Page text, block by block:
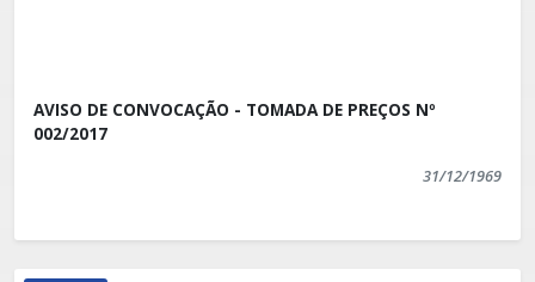
AVISO DE CONVOCAÇÃO - TOMADA DE PREÇOS Nº
002/2017
31/12/1969